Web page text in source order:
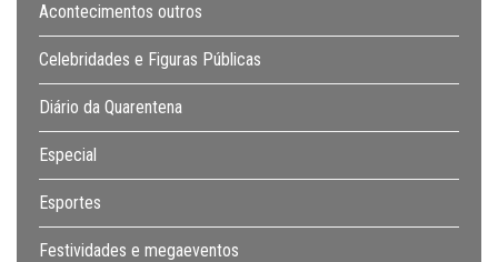
Acontecimentos outros
Celebridades e Figuras Públicas
Diário da Quarentena
Especial
Esportes
Festividades e megaeventos